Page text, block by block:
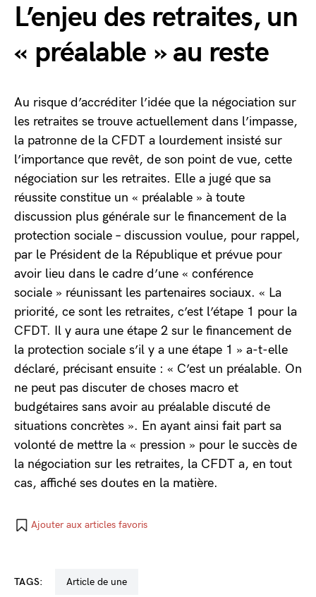
L’enjeu des retraites, un
« préalable » au reste
Au risque d’accréditer l’idée que la négociation sur
les retraites se trouve actuellement dans l’impasse,
la patronne de la CFDT a lourdement insisté sur
l’importance que revêt, de son point de vue, cette
négociation sur les retraites. Elle a jugé que sa
réussite constitue un « préalable » à toute
discussion plus générale sur le financement de la
protection sociale – discussion voulue, pour rappel,
par le Président de la République et prévue pour
avoir lieu dans le cadre d’une « conférence
sociale » réunissant les partenaires sociaux. « La
priorité, ce sont les retraites, c’est l’étape 1 pour la
CFDT. Il y aura une étape 2 sur le financement de
la protection sociale s’il y a une étape 1 » a-t-elle
déclaré, précisant ensuite : « C’est un préalable. On
ne peut pas discuter de choses macro et
budgétaires sans avoir au préalable discuté de
situations concrètes ». En ayant ainsi fait part sa
volonté de mettre la « pression » pour le succès de
la négociation sur les retraites, la CFDT a, en tout
cas, affiché ses doutes en la matière.
Ajouter aux articles favoris
TAGS: Article de une